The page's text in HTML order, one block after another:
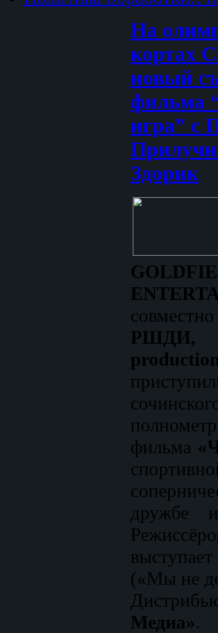
На
кортах
новый
фильма
игра” с
Здорик
РШДИ,
фильма
дружбе
(«Мы не
Медиа».